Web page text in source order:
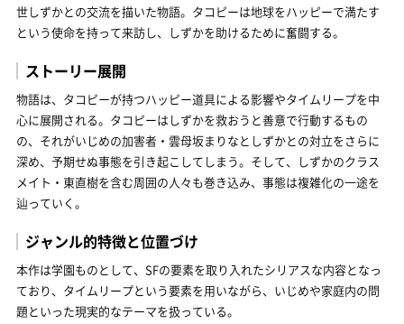
世しずかとの交流を描いた物語。タコピーは地球をハッピーで満たす
という使命を持って来訪し、しずかを助けるために奮闘する。
ストーリー展開
物語は、タコピーが持つハッピー道具による影響やタイムリープを中
心に展開される。タコピーはしずかを救おうと善意で行動するもの
の、それがいじめの加害者・雲母坂まりなとしずかとの対立をさらに
深め、予期せぬ事態を引き起こしてしまう。そして、しずかのクラス
メイト・東直樹を含む周囲の人々も巻き込み、事態は複雑化の一途を
辿っていく。
ジャンル的特徴と位置づけ
本作は学園ものとして、SFの要素を取り入れたシリアスな内容となっ
ており、タイムリープという要素を用いながら、いじめや家庭内の問
題といった現実的なテーマを扱っている。